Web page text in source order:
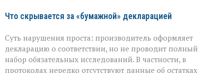
Что скрывается за «бумажной» декларацией
Суть нарушения проста: производитель оформляет
декларацию о соответствии, но не проводит полный
набор обязательных исследований. В частности, в
протоколах нередко отсутствуют данные об остатках